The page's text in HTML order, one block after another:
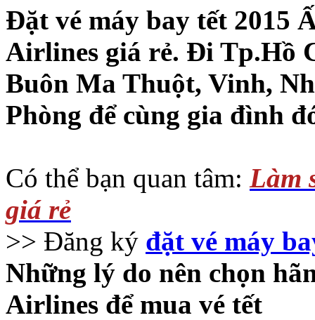
Đặt vé máy bay tết 2015
Airlines giá rẻ. Đi Tp.Hồ
Buôn Ma Thuột, Vinh,
Phòng để cùng gia đình
Có thể bạn quan tâm: Làm
giá rẻ
>> Đăng ký đặt vé máy
Những lý do nên chọn
Airlines để mua vé tết